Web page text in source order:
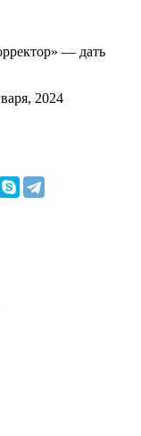
— дать
2024